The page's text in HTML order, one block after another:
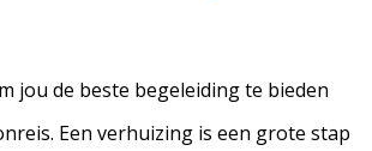
jou de beste begeleiding te bieden
Een verhuizing is een grote stap